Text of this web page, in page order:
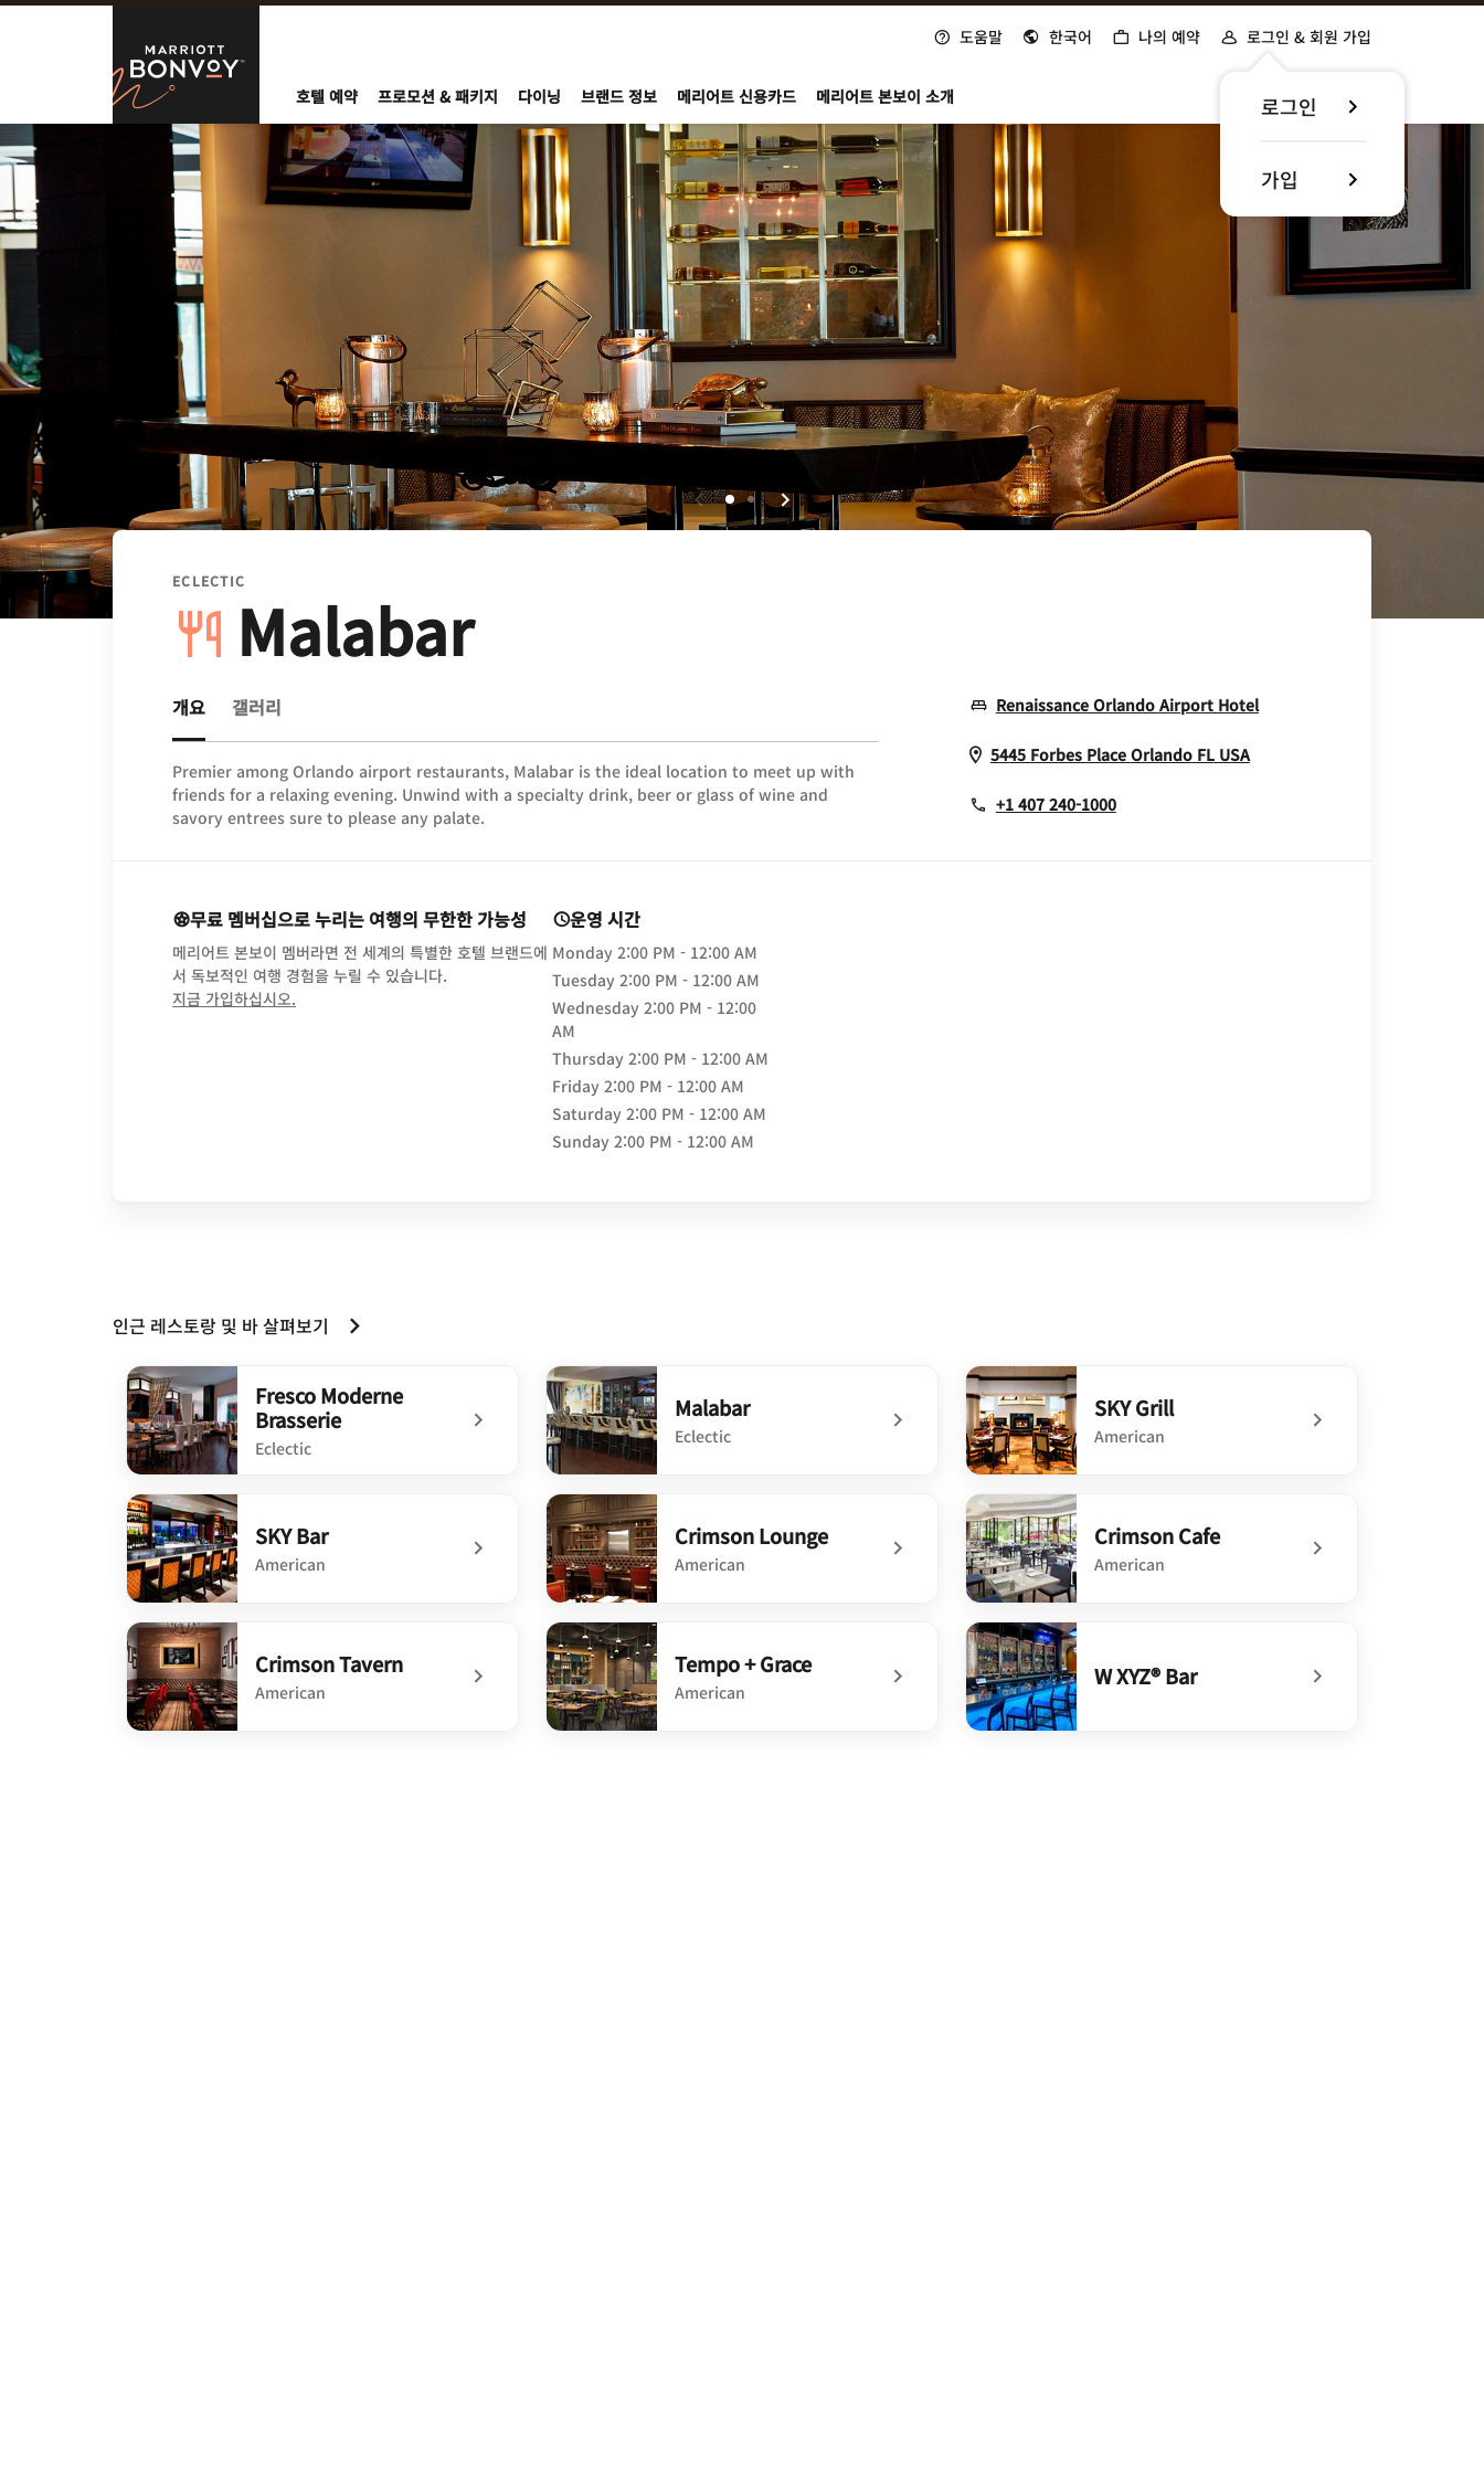
Skip to Content
Marriott Bonvoy
도움말 한국어 나의 예약 로그인 & 회원 가입
로그인
가입
호텔 예약 프로모션 & 패키지 다이닝 브랜드 정보 메리어트 신용카드 메리어트 본보이 소개
ECLECTIC
Malabar
개요 갤러리
Premier among Orlando airport restaurants, Malabar is the ideal location to meet up with
friends for a relaxing evening. Unwind with a specialty drink, beer or glass of wine and
savory entrees sure to please any palate.
Renaissance Orlando Airport HotelOpens In New Window
5445 Forbes Place Orlando FL USAOpens In New Window
+1 407 240-1000
무료 멤버십으로 누리는 여행의 무한한 가능성
메리어트 본보이 멤버라면 전 세계의 특별한 호텔 브랜드에
서 독보적인 여행 경험을 누릴 수 있습니다.
지금 가입하십시오.
운영 시간
Monday 2:00 PM - 12:00 AM
Tuesday 2:00 PM - 12:00 AM
Wednesday 2:00 PM - 12:00
AM
Thursday 2:00 PM - 12:00 AM
Friday 2:00 PM - 12:00 AM
Saturday 2:00 PM - 12:00 AM
Sunday 2:00 PM - 12:00 AM
인근 레스토랑 및 바 살펴보기
Fresco Moderne
Brasserie
Eclectic
undefined Fresco Moderne Brasserie
Malabar
Eclectic
undefined Malabar
SKY Grill
American
undefined SKY Grill
SKY Bar
American
undefined SKY Bar
Crimson Lounge
American
undefined Crimson Lounge
Crimson Cafe
American
undefined Crimson Cafe
Crimson Tavern
American
Tempo + Grace
American
W XYZ® Bar